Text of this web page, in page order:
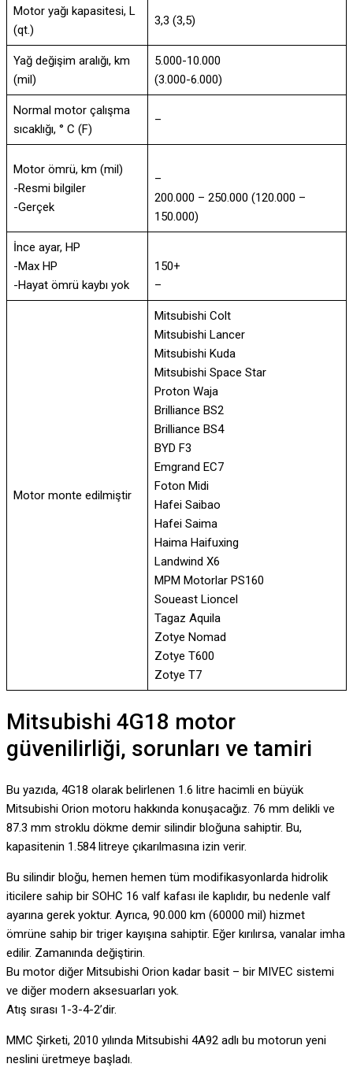
Motor yağı kapasitesi, L
(qt.)
3,3 (3,5)
Yağ değişim aralığı, km
(mil)
5.000-10.000
(3.000-6.000)
Normal motor çalışma
sıcaklığı, ° C (F)
–
Motor ömrü, km (mil)
-Resmi bilgiler
-Gerçek
–
200.000 – 250.000 (120.000 –
150.000)
İnce ayar, HP
-Max HP
-Hayat ömrü kaybı yok
150+
–
Motor monte edilmiştir
Mitsubishi Colt
Mitsubishi Lancer
Mitsubishi Kuda
Mitsubishi Space Star
Proton Waja
Brilliance BS2
Brilliance BS4
BYD F3
Emgrand EC7
Foton Midi
Hafei Saibao
Hafei Saima
Haima Haifuxing
Landwind X6
MPM Motorlar PS160
Soueast Lioncel
Tagaz Aquila
Zotye Nomad
Zotye T600
Zotye T7
Mitsubishi 4G18 motor
güvenilirliği, sorunları ve tamiri
Bu yazıda, 4G18 olarak belirlenen 1.6 litre hacimli en büyük
Mitsubishi Orion motoru hakkında konuşacağız. 76 mm delikli ve
87.3 mm stroklu dökme demir silindir bloğuna sahiptir. Bu,
kapasitenin 1.584 litreye çıkarılmasına izin verir.
Bu silindir bloğu, hemen hemen tüm modifikasyonlarda hidrolik
iticilere sahip bir SOHC 16 valf kafası ile kaplıdır, bu nedenle valf
ayarına gerek yoktur. Ayrıca, 90.000 km (60000 mil) hizmet
ömrüne sahip bir triger kayışına sahiptir. Eğer kırılırsa, vanalar imha
edilir. Zamanında değiştirin.
Bu motor diğer Mitsubishi Orion kadar basit – bir MIVEC sistemi
ve diğer modern aksesuarları yok.
Atış sırası 1-3-4-2’dir.
MMC Şirketi, 2010 yılında Mitsubishi 4A92 adlı bu motorun yeni
neslini üretmeye başladı.